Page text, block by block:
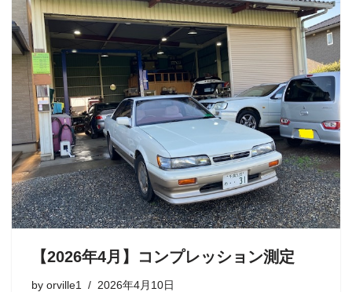
【2026年4月】コンプレッション測定
by orville1 2026年4月10日